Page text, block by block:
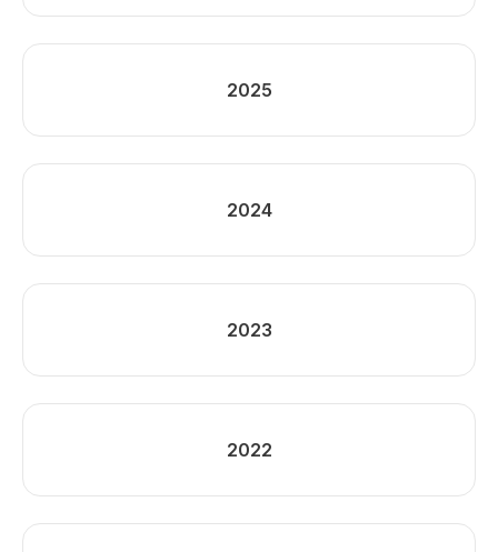
2025
2024
2023
2022